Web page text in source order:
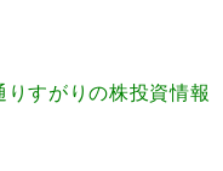
すがりの株投資情報